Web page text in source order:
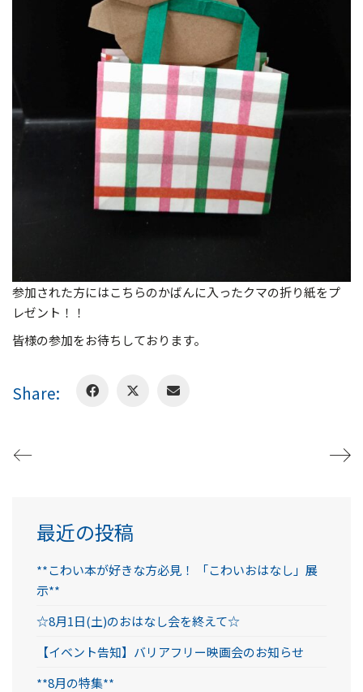
参加された方にはこちらのかばんに入ったクマの折り紙をプ
レゼント！！
皆様の参加をお待ちしております。
Share:
最近の投稿
**こわい本が好きな方必見！ 「こわいおはなし」展
示**
☆8月1日(土)のおはなし会を終えて☆
【イベント告知】バリアフリー映画会のお知らせ
**8月の特集**